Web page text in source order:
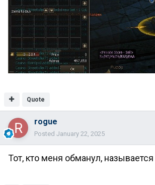
Quote
rogue
Posted January 22, 2025
Тот, кто меня обманул,